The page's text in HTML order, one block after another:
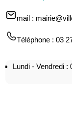
mail :
Téléphone : 03
Lundi - Vendredi :